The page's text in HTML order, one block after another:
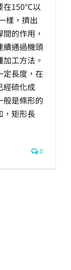
在150℃以
樣，擠出
的作用，
續通過機頭
工方法。
定長度，在
經硫化成
般是條形的
，矩形長
0